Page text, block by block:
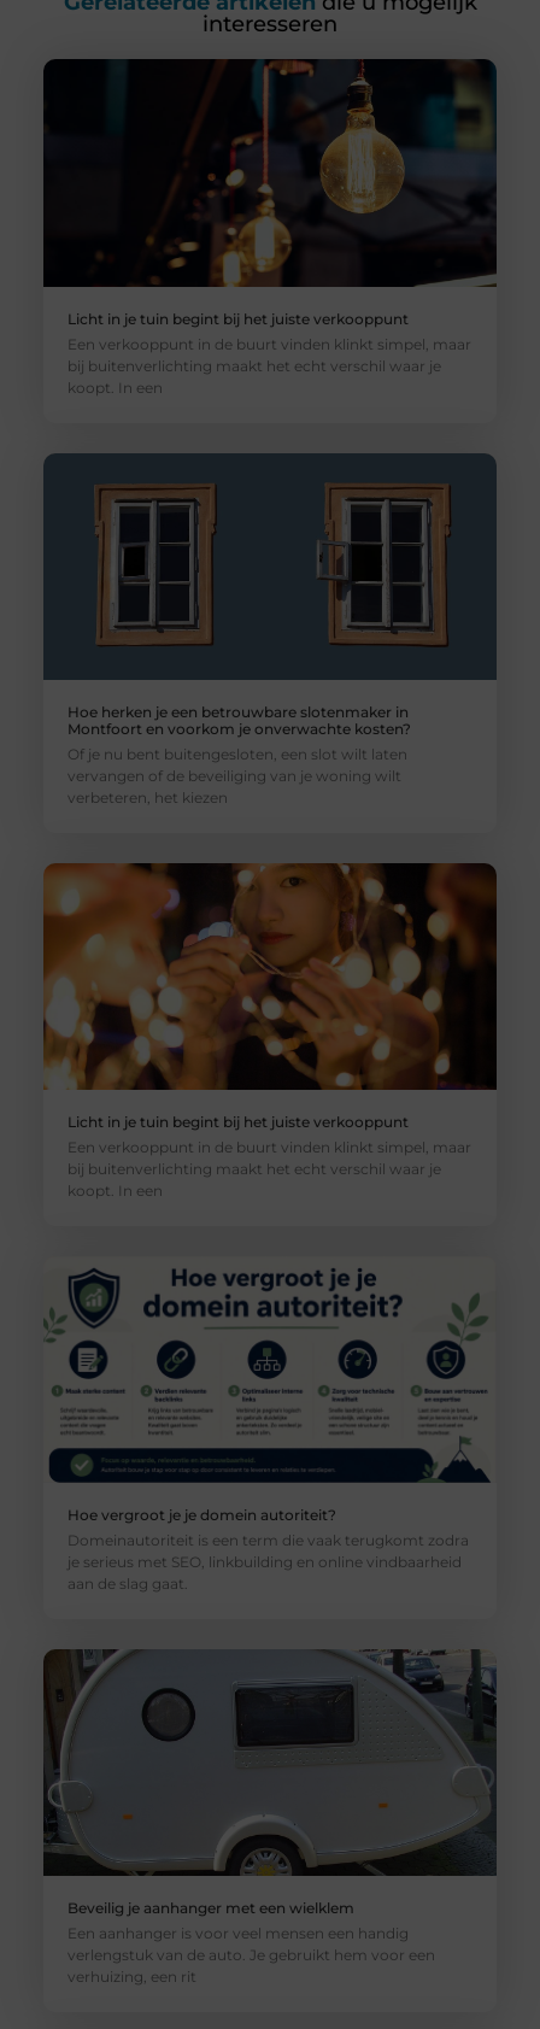
interesseren
Licht in je tuin begint bij het juiste verkooppunt
Een verkooppunt in de buurt vinden klinkt simpel, maar
bij buitenverlichting maakt het echt verschil waar je
koopt. In een
Hoe herken je een betrouwbare slotenmaker in
Montfoort en voorkom je onverwachte kosten?
Of je nu bent buitengesloten, een slot wilt laten
vervangen of de beveiliging van je woning wilt
verbeteren, het kiezen
Licht in je tuin begint bij het juiste verkooppunt
Een verkooppunt in de buurt vinden klinkt simpel, maar
bij buitenverlichting maakt het echt verschil waar je
koopt. In een
Hoe vergroot je je domein autoriteit?
Domeinautoriteit is een term die vaak terugkomt zodra
je serieus met SEO, linkbuilding en online vindbaarheid
aan de slag gaat.
Beveilig je aanhanger met een wielklem
Een aanhanger is voor veel mensen een handig
verlengstuk van de auto. Je gebruikt hem voor een
verhuizing, een rit